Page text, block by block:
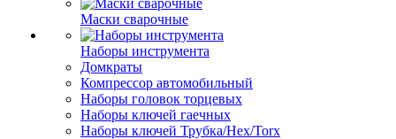
Маски сварочные
Наборы инструмента
Домкраты
Компрессор автомобильный
Наборы головок торцевых
Наборы ключей гаечных
Наборы ключей Трубка/Hex/Torx